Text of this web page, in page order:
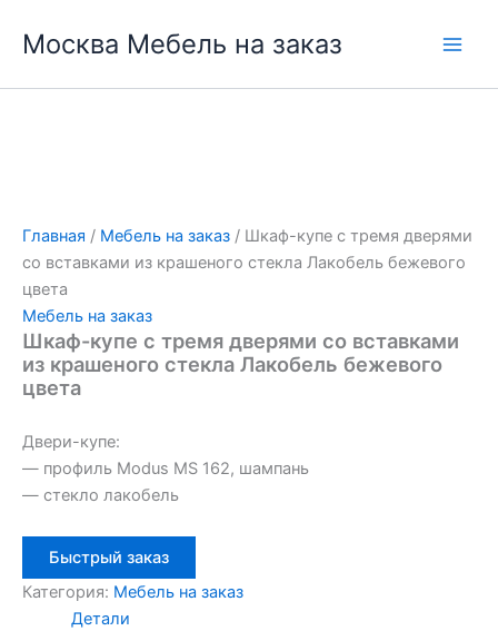
Москва Мебель на заказ
Главная / Мебель на заказ / Шкаф-купе с тремя дверями
со вставками из крашеного стекла Лакобель бежевого
цвета
Мебель на заказ
Шкаф-купе с тремя дверями со вставками
из крашеного стекла Лакобель бежевого
цвета
Двери-купе:
— профиль Modus MS 162, шампань
— стекло лакобель
Быстрый заказ
Категория: Мебель на заказ
Детали